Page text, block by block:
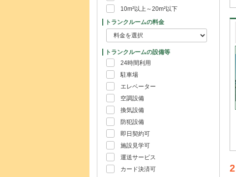
2
10m²以上～20m²以下
トランクルームの料金
トランクルームの設備等
24時間利用
駐車場
エレベーター
空調設備
換気設備
防犯設備
即日契約可
施設見学可
運送サービス
カード決済可